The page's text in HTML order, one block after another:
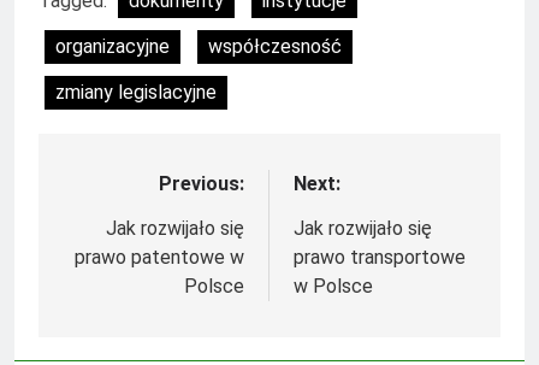
organizacyjne
współczesność
zmiany legislacyjne
Nawigacja
wpisu
Previous:
Jak rozwijało się
prawo patentowe w
Polsce
Next:
Jak rozwijało się
prawo transportowe
w Polsce